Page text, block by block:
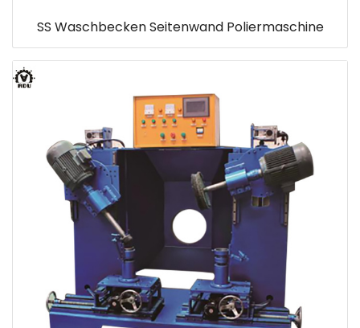
SS Waschbecken Seitenwand Poliermaschine